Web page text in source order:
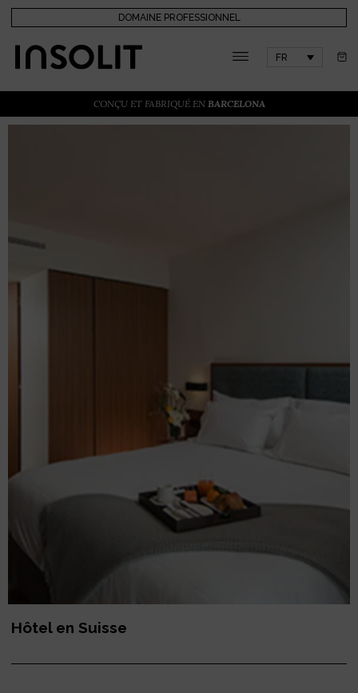
DOMAINE PROFESSIONNEL
FR
CONÇU ET FABRIQUÉ EN BARCELONA
Hôtel en Suisse